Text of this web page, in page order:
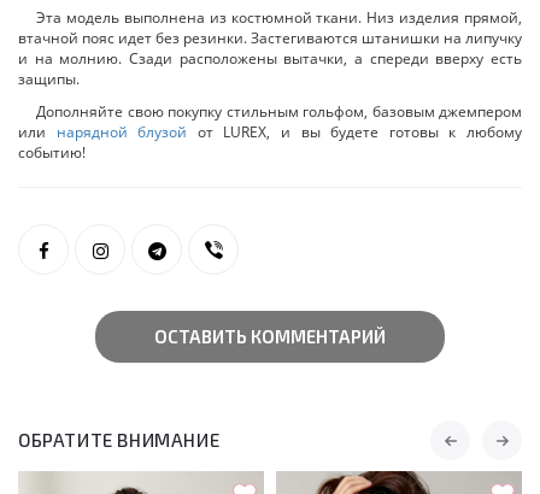
Эта модель выполнена из костюмной ткани. Низ изделия прямой,
втачной пояс идет без резинки. Застегиваются штанишки на липучку
и на молнию. Сзади расположены вытачки, а спереди вверху есть
защипы.
Дополняйте свою покупку стильным гольфом, базовым джемпером
или нарядной блузой от LUREX, и вы будете готовы к любому
событию!
ОСТАВИТЬ КОММЕНТАРИЙ
ОБРАТИТЕ ВНИМАНИЕ